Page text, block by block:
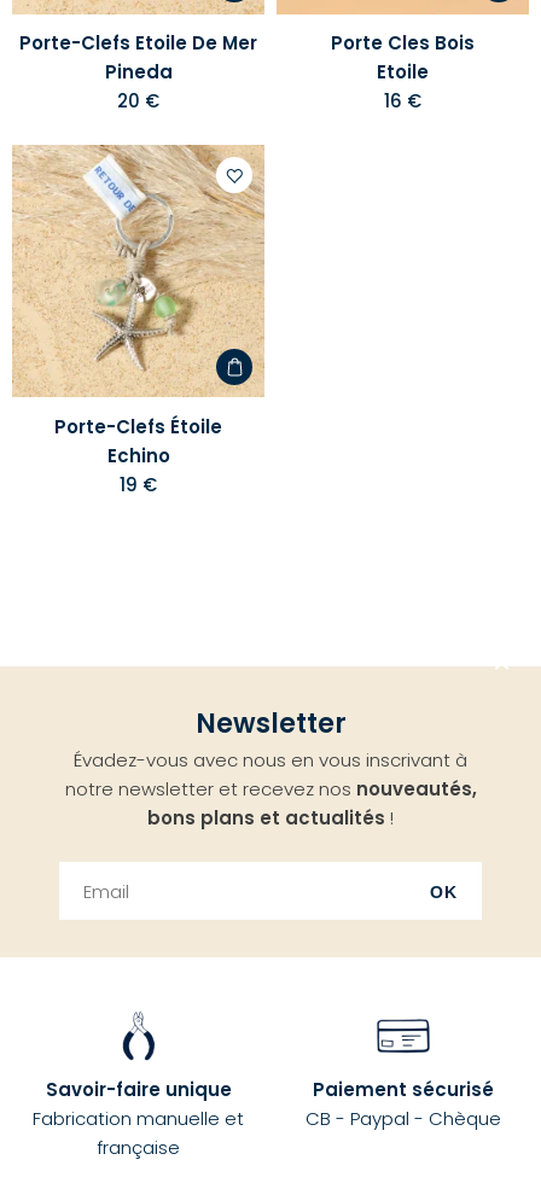
Porte-Clefs Etoile De Mer
Pineda
20 €
Porte Cles Bois
Etoile
16 €
Ajouter
à
votre
liste
d'envies
Porte-Clefs Étoile
Echino
19 €
Newsletter
Évadez-vous avec nous en vous inscrivant à
notre newsletter et recevez nos nouveautés,
bons plans et actualités !
OK
Savoir-faire unique
Fabrication manuelle et
française
Paiement sécurisé
CB - Paypal - Chèque